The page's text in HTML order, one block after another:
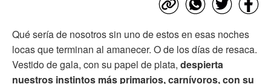
Qué sería de nosotros sin uno de estos en esas noches
locas que terminan al amanecer. O de los días de resaca.
Vestido de gala, con su papel de plata, despierta
nuestros instintos más primarios, carnívoros, con su